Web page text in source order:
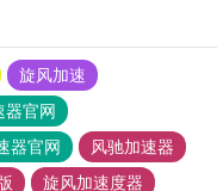
旋风加速
器官网
器官网
风驰加速器
旋风加速度器